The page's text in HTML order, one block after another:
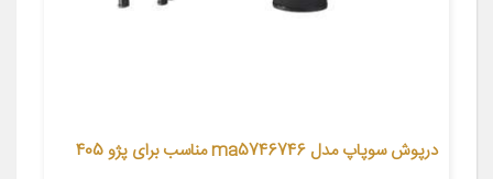
درپوش سوپاپ مدل ma5746746 مناسب برای پژو 405